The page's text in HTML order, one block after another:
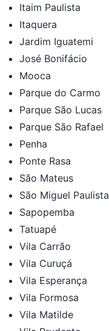
Itaim Paulista
Itaquera
Jardim Iguatemi
José Bonifácio
Mooca
Parque do Carmo
Parque São Lucas
Parque São Rafael
Penha
Ponte Rasa
São Mateus
São Miguel Paulista
Sapopemba
Tatuapé
Vila Carrão
Vila Curuçá
Vila Esperança
Vila Formosa
Vila Matilde